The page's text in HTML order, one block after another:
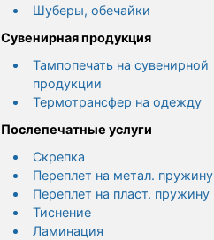
Шуберы, обечайки
Сувенирная продукция
Тампопечать на сувенирной
продукции
Термотрансфер на одежду
Послепечатные услуги
Скрепка
Переплет на метал. пружину
Переплет на пласт. пружину
Тиснение
Ламинация